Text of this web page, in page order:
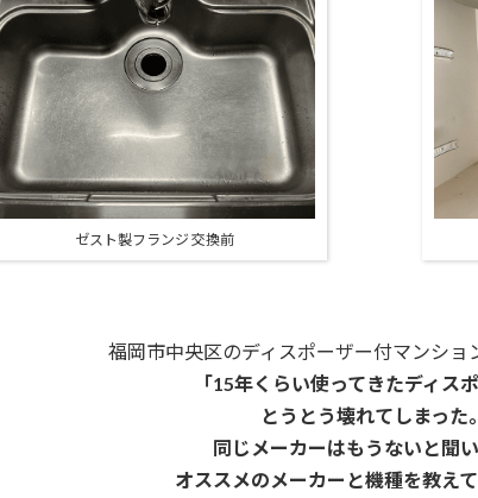
ゼスト製フランジ 交換前
福岡市中央区のディスポーザー付マンショ
「15年くらい使ってきたディス
とうとう壊れてしまった。
同じメーカーはもうないと聞
オススメのメーカーと機種を教えて